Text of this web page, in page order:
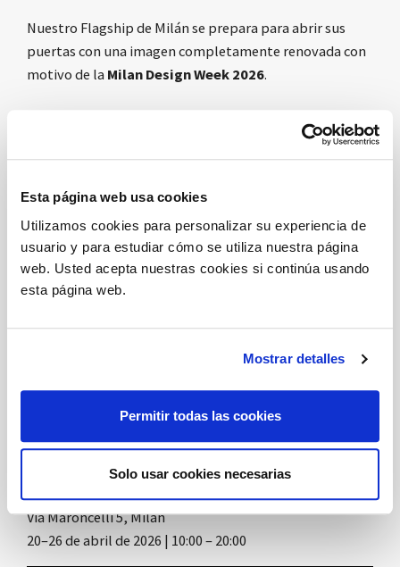
Esta página web usa cookies
Utilizamos cookies para personalizar su experiencia de
usuario y para estudiar cómo se utiliza nuestra página
web. Usted acepta nuestras cookies si continúa usando
esta página web.
Mostrar detalles
Permitir todas las cookies
Solo usar cookies necesarias
Nuestro Flagship de Milán se prepara para abrir sus
puertas con una imagen completamente renovada con
motivo de la Milan Design Week 2026.
destacar nuestras últimas novedades de producto,
nacidas de recientes colaboraciones con diseñadores de
nuestra propuesta de diseño para el mundo de la
oficina y más allá.
Durante el Fuorisalone, el Flagship se convertirá en el
lugar ideal para descubrir estas nuevas colecciones y
contemporáneos con identidad e innovación.
SAVE THE DATE
Via Maroncelli 5, Milán
20–26 de abril de 2026 | 10:00 – 20:00